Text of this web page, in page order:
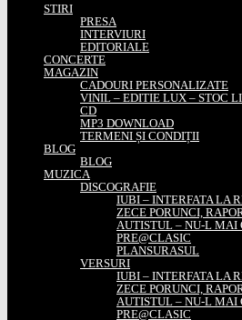
STIRI
PRESA
INTERVIURI
EDITORIALE
CONCERTE
MAGAZIN
CADOURI PERSONALIZATE
VINIL – EDITIE LUX – STOC
CD
MP3 DOWNLOAD
TERMENI ȘI CONDIȚII
BLOG
BLOG
MUZICA
DISCOGRAFIE
IUBI – INTERFATA LA
ZECE PORUNCI,
AUTISTUL – NU-L MAI
PRE@CLASIC
PLANSURASUL
VERSURI
IUBI – INTERFATA LA
ZECE PORUNCI,
AUTISTUL – NU-L MAI
PRE@CLASIC